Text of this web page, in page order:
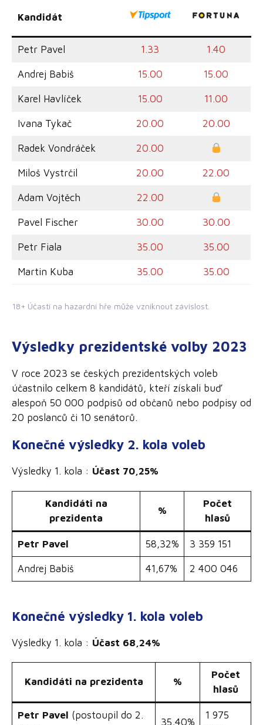
Kandidát
Petr Pavel 1.33 1.40
Andrej Babiš 15.00 15.00
Karel Havlíček 15.00 11.00
Ivana Tykač 20.00 20.00
Radek Vondráček 20.00
Miloš Vystrčil 20.00 22.00
Adam Vojtěch 22.00
Pavel Fischer 30.00 30.00
Petr Fiala 35.00 35.00
Martin Kuba 35.00 35.00
18+ Účastí na hazardní hře může vzniknout závislost.
Výsledky prezidentské volby 2023
V roce 2023 se českých prezidentských voleb
účastnilo celkem 8 kandidátů, kteří získali buď
alespoň 50 000 podpisů od občanů nebo podpisy od
20 poslanců či 10 senátorů.
Konečné výsledky 2. kola voleb
Výsledky 1. kola : Účast 70,25%
Kandidáti na
prezidenta
%
Počet
hlasů
Petr Pavel 58,32% 3 359 151
Andrej Babiš 41,67% 2 400 046
Konečné výsledky 1. kola voleb
Výsledky 1. kola : Účast 68,24%
Kandidáti na prezidenta %
Počet
hlasů
Petr Pavel (postoupil do 2.
35,40%
1 975